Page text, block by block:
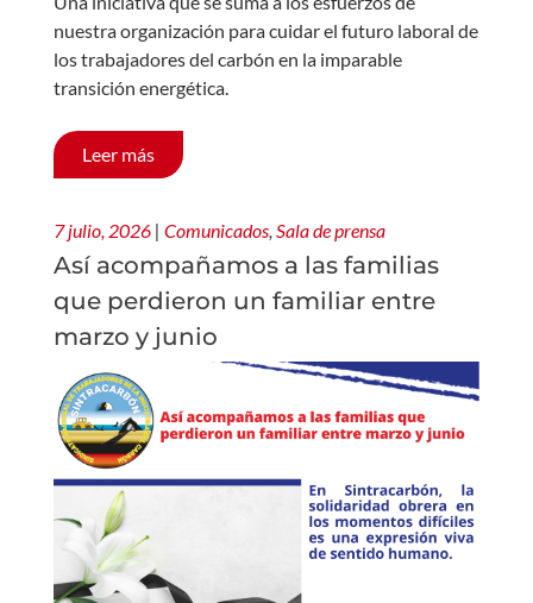
nuestra organización para cuidar el futuro laboral de
los trabajadores del carbón en la imparable
transición energética.
Leer más
7 julio, 2026 | Comunicados Sala de prensa
Así acompañamos a las familias
que perdieron un familiar entre
marzo y junio